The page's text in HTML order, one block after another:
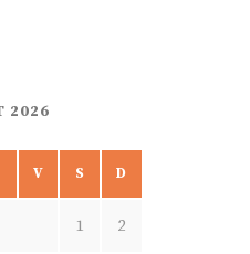
2026
V S D
1 2